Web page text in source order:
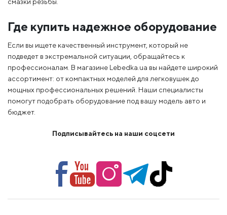
смазки резьбы.
Где купить надежное оборудование
Если вы ищете качественный инструмент, который не
подведет в экстремальной ситуации, обращайтесь к
профессионалам. В магазине Lebedka.ua вы найдете широкий
ассортимент: от компактных моделей для легковушек до
мощных профессиональных решений. Наши специалисты
помогут подобрать оборудование под вашу модель авто и
бюджет.
Подписывайтесь на наши соцсети